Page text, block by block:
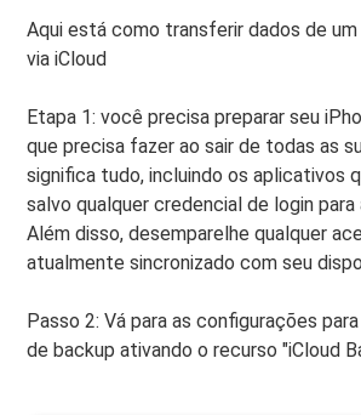
Aqui está como transferir dados de
via iCloud
Etapa 1: você precisa preparar seu
que precisa fazer ao sair de todas as
significa tudo, incluindo os aplicativos
salvo qualquer credencial de login para
Além disso, desemparelhe qualquer
atualmente sincronizado com seu
Passo 2: Vá para as configurações
de backup ativando o recurso "iCloud